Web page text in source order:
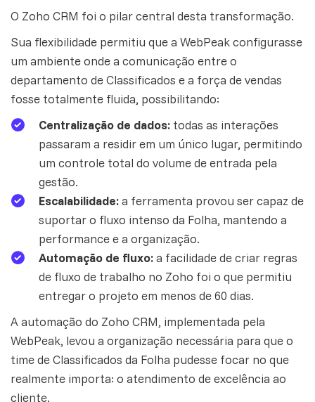
O Zoho CRM foi o pilar central desta transformação.
Sua flexibilidade permitiu que a WebPeak configurasse
um ambiente onde a comunicação entre o
departamento de Classificados e a força de vendas
fosse totalmente fluida, possibilitando:
Centralização de dados: todas as interações
passaram a residir em um único lugar, permitindo
um controle total do volume de entrada pela
gestão.
Escalabilidade:a ferramenta provou ser capaz de
suportar o fluxo intenso da Folha, mantendo a
performance e a organização.
Automação de fluxo:a facilidade de criar regras
de fluxo de trabalho no Zoho foi o que permitiu
entregar o projeto em menos de 60 dias.
A automação do Zoho CRM, implementada pela
WebPeak, levou a organização necessária para que o
time de Classificados da Folha pudesse focar no que
realmente importa: o atendimento de excelência ao
cliente.